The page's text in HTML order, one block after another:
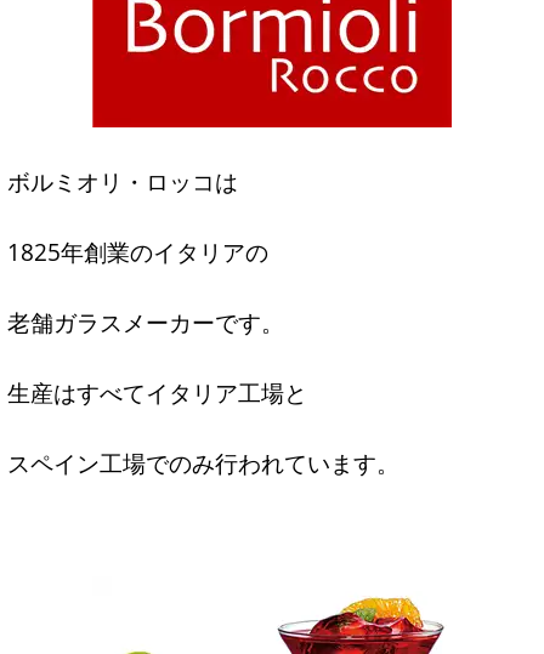
ボルミオリ・ロッコは
1825年創業のイタリアの
老舗ガラスメーカーです。
生産はすべてイタリア工場と
スペイン工場でのみ行われています。